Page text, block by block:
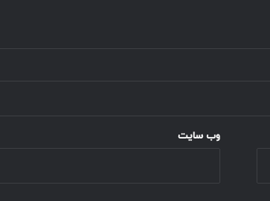
وب‌ سایت